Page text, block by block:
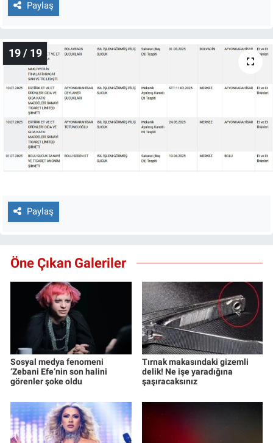
Paylaş
19 / 19
Paylaş
Öne Çıkan Galeriler
Sosyal medya fenomeni
‘Zebani Efe’nin son halini
görenler şoke oldu
Tırnak makasındaki gizemli
delik! Ne işe yaradığına
şaşıracaksınız